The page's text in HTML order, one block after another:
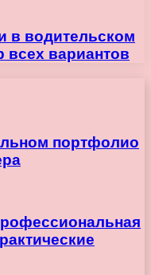
в водительском
всех вариантов
портфолио